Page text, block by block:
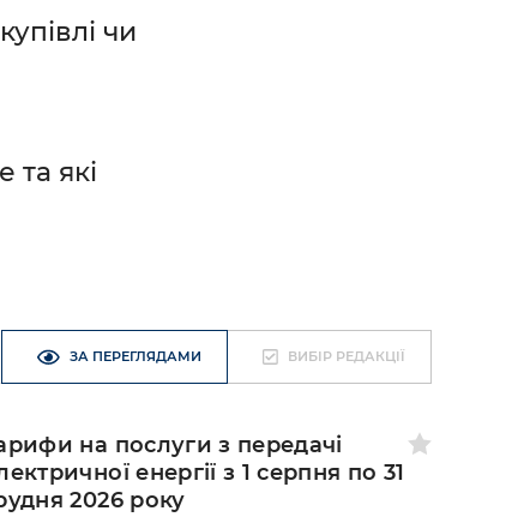
чи
та які
ЗА ПЕРЕГЛЯДАМИ ВИБІР РЕДАКЦІЇ
на послуги з передачі
енергії з 1 серпня по 31
2026 року